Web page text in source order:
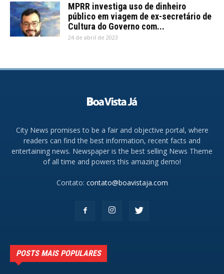
MPRR investiga uso de dinheiro
público em viagem de ex-secretário de
Cultura do Governo com...
24 de abril de 2023
City News promises to be a fair and objective portal, where
readers can find the best information, recent facts and
entertaining news. Newspaper is the best selling News Theme
of all time and powers this amazing demo!
Contato: contato@boavistaja.com
POSTS MAIS POPULARES